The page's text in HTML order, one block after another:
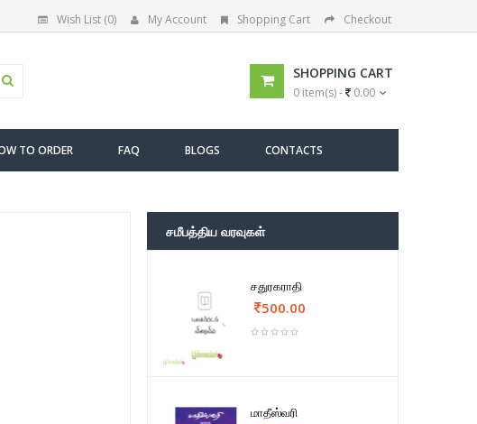
Wish List (0) My Account Shopping Cart Checkout
SHOPPING CART
0 item(s) - 0.00
TO ORDER FAQ BLOGS CONTACTS
சமீபத்திய வரவுகள்
சதுரகராதி
500.00
மாதீஸ்வரி